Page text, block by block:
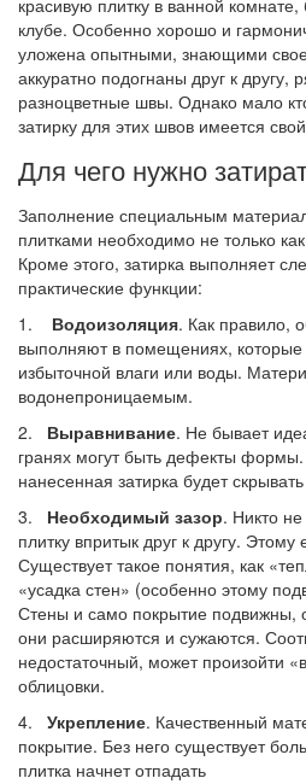
красивую плитку в ванной
клубе. Особенно хорошо и
уложена опытными, знающими
аккуратно подогнаны друг к
разноцветные швы. Однако мало
затирку для этих швов имеется
Для чего нужно
Заполнение специальным
плитками необходимо не только
Кроме этого, затирка выполняет
практические функции:
1. Водоизоляция. Как правило,
выполняют в помещениях, которые
избыточной влаги или воды.
водонепроницаемым.
2. Выравнивание. Не бывает
гранях могут быть дефекты формы.
нанесенная затирка будет
3. Необходимый зазор. Никто
плитку впритык друг к другу.
Существует такое понятия, как
«усадка стен» (особенно этому
Стены и само покрытие подвижны,
они расширяются и сужаются.
недостаточный, может произойти
облицовки.
4. Укрепление. Качественный
покрытие. Без него существует
плитка начнет отпадать